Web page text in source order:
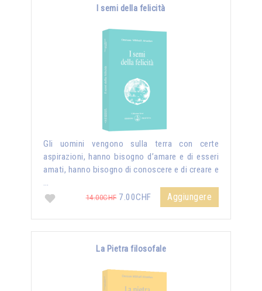
I semi della felicità
Gli uomini vengono sulla terra con certe
aspirazioni, hanno bisogno d’amare e di esseri
amati, hanno bisogno di conoscere e di creare e
…
14.00CHF7.00CHF Aggiungere
La Pietra filosofale